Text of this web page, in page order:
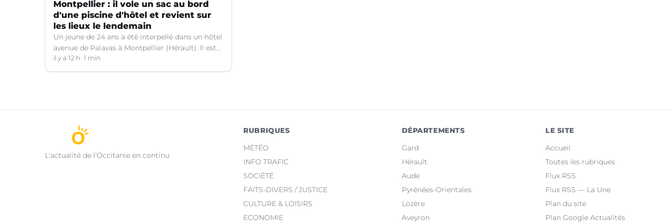
Montpellier : il vole un sac au bord
d'une piscine d'hôtel et revient sur
les lieux le lendemain
Un jeune de 24 ans a été interpellé dans un hôtel
avenue de Palavas à Montpellier (Hérault). Il est
suspecté d'avoir volé le sac d'une cliente.
il y a 12 h 1 min
L'actualité de l'Occitanie en continu
RUBRIQUES
MÉTÉO
INFO TRAFIC
SOCIÉTÉ
FAITS-DIVERS / JUSTICE
CULTURE & LOISIRS
ECONOMIE
DÉPARTEMENTS
Gard
Hérault
Aude
Pyrénées-Orientales
Lozère
Aveyron
LE SITE
Accueil
Toutes les rubriques
Flux RSS
Flux RSS — La Une
Plan du site
Plan Google Actualités